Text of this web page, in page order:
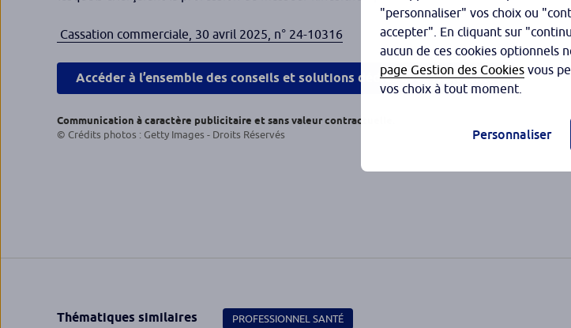
Cassation commerciale, 30 avril 2025, n° 24-10316
Accéder à l’ensemble des conseils et solutions dédiés avec NextSanté
Communication à caractère publicitaire et sans valeur contractuelle.
© Crédits photos : Getty Images - Droits Réservés
Thématiques similaires PROFESSIONNEL SANTÉ
"personnaliser" vos choix ou
accepter". En cliquant sur
aucun de ces cookies optionnels
page Gestion des Cookies vous
vos choix à tout moment.
Personnaliser